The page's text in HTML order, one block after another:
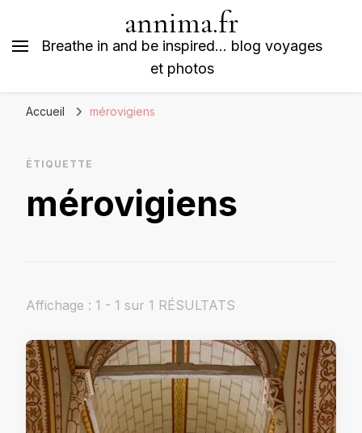
annima.fr
Breathe in and be inspired… blog voyages
et photos
Accueil mérovigiens
ÉTIQUETTE
mérovigiens
Affichage : 1 - 1 sur 1 RÉSULTATS